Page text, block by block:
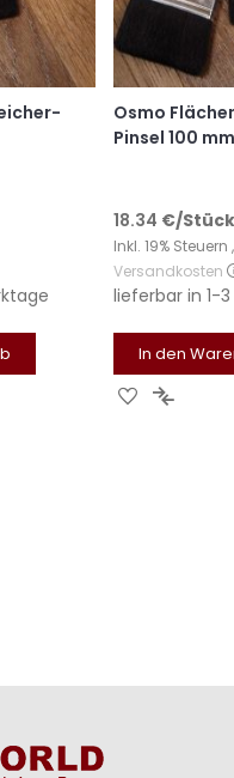
Osmo
Pinsel 100 mm
18.34 €/Stück
Inkl. 19% Steuern ,
Versandkosten
lieferbar in 1-
In den
Zur Zur